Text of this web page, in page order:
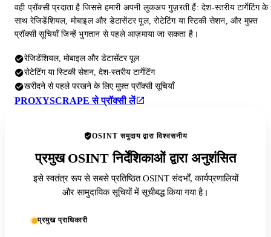
वही प्रॉक्सी प्रदाता है जिससे हमारी अपनी लुकअप गुज़रती हैं: देश-स्तरीय टार्गेटिंग के
साथ रेजिडेंशियल, मोबाइल और डेटासेंटर पूल, रोटेटिंग या स्टिकी सेशन, और मुफ़्त
प्रॉक्सी सूचियाँ जिन्हें भुगतान से पहले आज़माया जा सकता है।
रेजिडेंशियल, मोबाइल और डेटासेंटर पूल
रोटेटिंग या स्टिकी सेशन, देश-स्तरीय टार्गेटिंग
खरीदने से पहले परखने के लिए मुफ़्त प्रॉक्सी सूचियाँ
PROXYSCRAPE से प्रॉक्सी लें
OSINT समुदाय द्वारा विश्वसनीय
प्रमुख OSINT निर्देशिकाओं द्वारा अनुशंसित
इसे स्वतंत्र रूप से सबसे प्रतिष्ठित OSINT संदर्भों, कार्यप्रणालियों
और सामुदायिक सूचियों में सूचीबद्ध किया गया है।
प्रमुख प्राधिकारी